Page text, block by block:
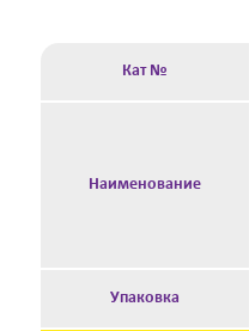
Кат №
Наименование
Упаковка